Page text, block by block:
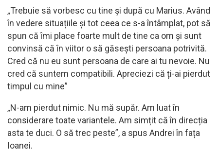
„Trebuie să vorbesc cu tine și după cu Marius. Având
în vedere situațiile și tot ceea ce s-a întâmplat, pot să
spun că îmi place foarte mult de tine ca om și sunt
convinsă că în viitor o să găsești persoana potrivită.
Cred că nu eu sunt persoana de care ai tu nevoie. Nu
cred că suntem compatibili. Apreciezi că ți-ai pierdut
timpul cu mine”
„N-am pierdut nimic. Nu mă supăr. Am luat în
considerare toate variantele. Am simțit că în direcția
asta te duci. O să trec peste”, a spus Andrei în fața
Ioanei.